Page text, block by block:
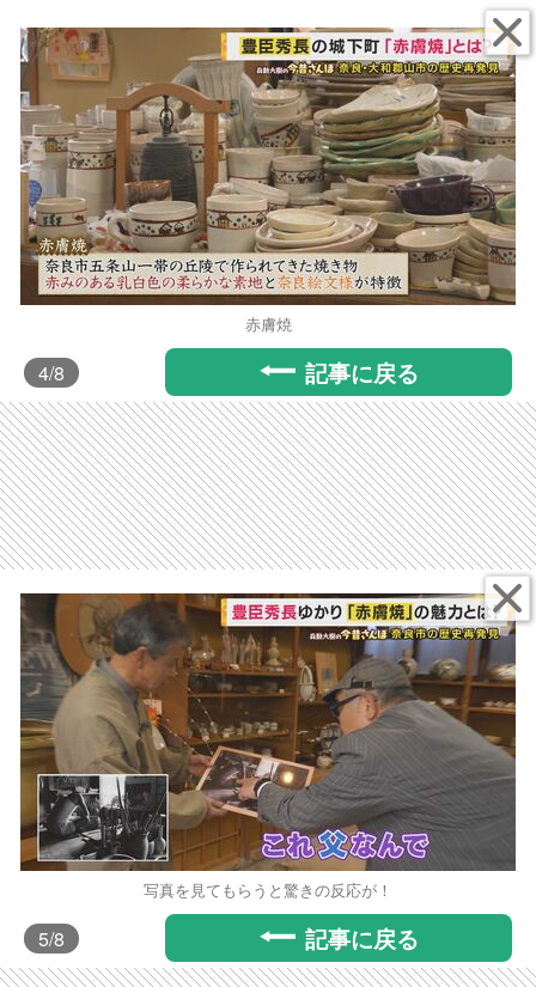
赤膚焼
4/8 記事に戻る
写真を見てもらうと驚きの反応が！
5/8 記事に戻る